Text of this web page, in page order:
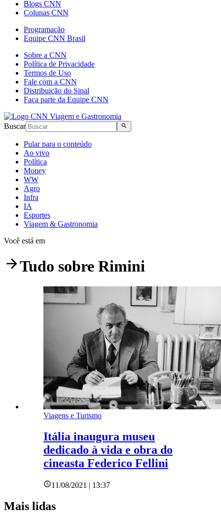
Blogs CNN
Colunas CNN
Programação
Equipe CNN Brasil
Sobre a CNN
Política de Privacidade
Termos de Uso
Fale com a CNN
Distribuição do Sinal
Faça parte da Equipe CNN
Buscar
Pular para o conteúdo
Ao vivo
Política
Money
WW
Agro
Infra
IA
Esportes
Viagem & Gastronomia
Você está em
Tudo sobre Rimini
Viagens e Turismo
Itália inaugura museu
dedicado à vida e obra do
cineasta Federico Fellini
11/08/2021 | 13:37
Mais lidas